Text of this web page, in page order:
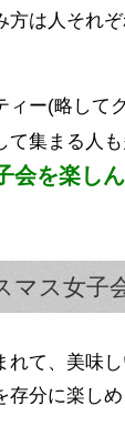
方は人それ
ィー(略して
集まる人も
会を楽し
マス女子
れて、美味
存分に楽し